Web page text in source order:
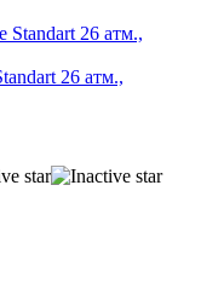
26 атм.,